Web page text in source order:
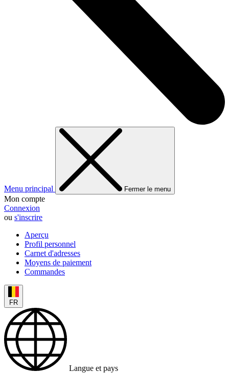
Menu principal Fermer le menu
Mon compte
Connexion
ou s'inscrire
Aperçu
Profil personnel
Carnet d'adresses
Moyens de paiement
Commandes
FR
Langue et pays